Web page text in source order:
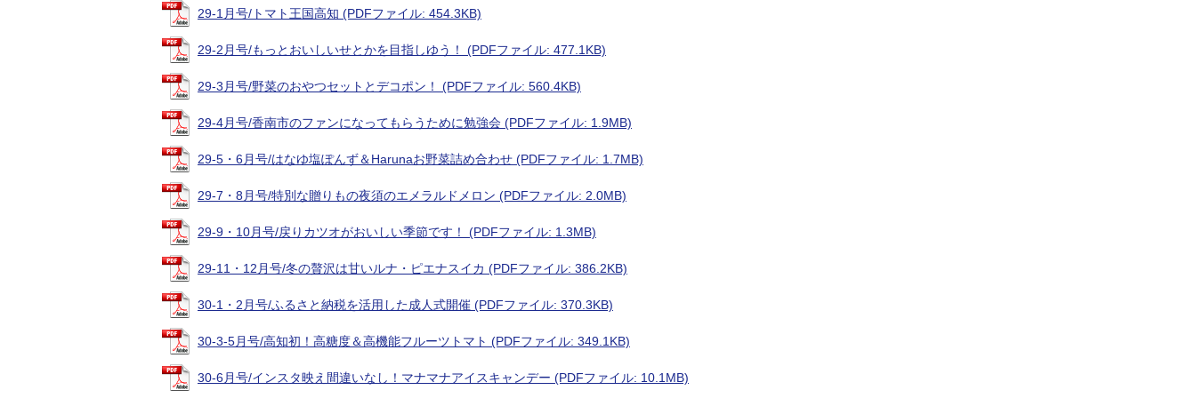
29-1月号/トマト王国高知 (PDFファイル: 454.3KB)
29-2月号/もっとおいしいせとかを目指しゆう！ (PDFファイル: 477.1KB)
29-3月号/野菜のおやつセットとデコポン！ (PDFファイル: 560.4KB)
29-4月号/香南市のファンになってもらうために勉強会 (PDFファイル: 1.9MB)
29-5・6月号/はなゆ塩ぽんず＆Harunaお野菜詰め合わせ (PDFファイル: 1.7MB)
29-7・8月号/特別な贈りもの夜須のエメラルドメロン (PDFファイル: 2.0MB)
29-9・10月号/戻りカツオがおいしい季節です！ (PDFファイル: 1.3MB)
29-11・12月号/冬の贅沢は甘いルナ・ピエナスイカ (PDFファイル: 386.2KB)
30-1・2月号/ふるさと納税を活用した成人式開催 (PDFファイル: 370.3KB)
30-3-5月号/高知初！高糖度＆高機能フルーツトマト (PDFファイル: 349.1KB)
30-6月号/インスタ映え間違いなし！マナマナアイスキャンデー (PDFファイル: 10.1MB)